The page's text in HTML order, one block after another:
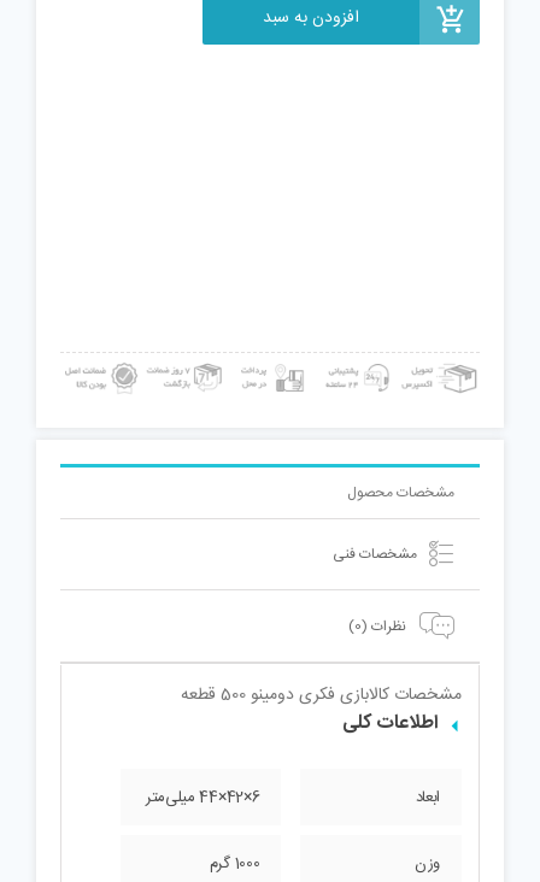
500
افزودن به سبد
مشخصات محصول
مشخصات فنی
نظرات (0)
مشخصات کالابازی فکری دومینو 500 قطعه
اطلاعات کلی
ابعاد 6×42×44 میلی‌متر
وزن 1000 گرم